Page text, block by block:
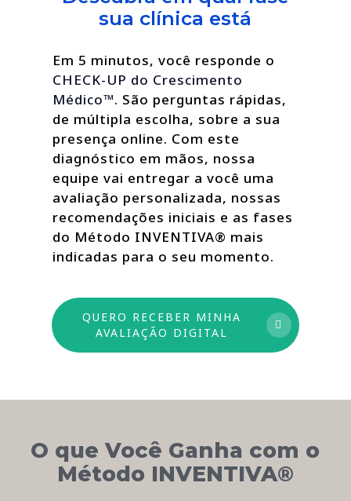
sua clínica está
Em 5 minutos, você responde o
CHECK-UP do Crescimento
Médico™. São perguntas rápidas,
de múltipla escolha, sobre a sua
presença online. Com este
diagnóstico em mãos, nossa
equipe vai entregar a você uma
avaliação personalizada, nossas
recomendações iniciais e as fases
do Método INVENTIVA® mais
indicadas para o seu momento.
QUERO RECEBER MINHA
AVALIAÇÃO DIGITAL
O que Você Ganha com o
Método INVENTIVA®